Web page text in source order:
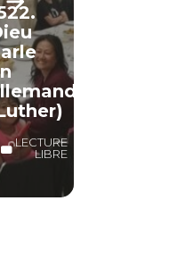
LECTURE
LIBRE